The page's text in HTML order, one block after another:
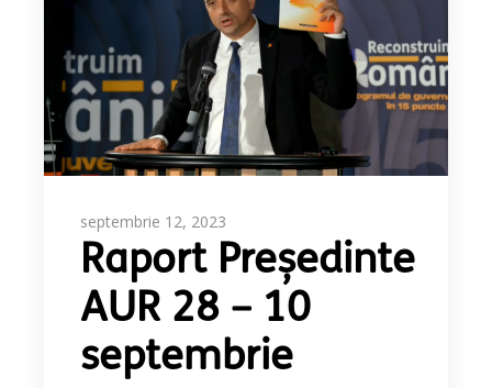
septembrie 12, 2023
Raport Președinte
AUR 28 – 10
septembrie